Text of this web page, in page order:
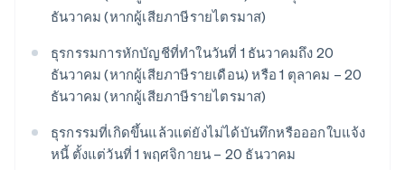
ธันวาคม (หากผู้เสียภาษีรายไตรมาส)
ธุรกรรมการหักบัญชีที่ทําในวันที่ 1 ธันวาคมถึง 20
ธันวาคม (หากผู้เสียภาษีรายเดือน) หรือ 1 ตุลาคม – 20
ธันวาคม (หากผู้เสียภาษีรายไตรมาส)
ธุรกรรมที่เกิดขึ้นแล้วแต่ยังไม่ได้บันทึกหรือออกใบแจ้ง
หนี้ ตั้งแต่วันที่ 1 พฤศจิกายน – 20 ธันวาคม